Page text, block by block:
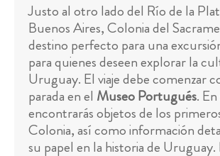
Justo al otro lado del Río de la
Buenos Aires, Colonia del
destino perfecto para una
para quienes deseen explorar la
Uruguay. El viaje debe comenzar
parada en el Museo Portugués.
encontrarás objetos de los
Colonia, así como información
su papel en la historia de Uruguay.